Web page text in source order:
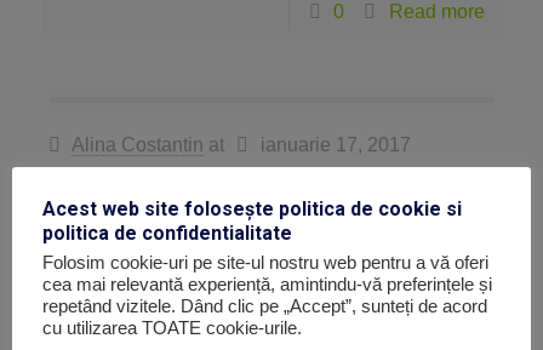
0 Read more
Alina Costantin at ianuarie 17, 2017
12 reguli simple pentru a
creste un delincvent
Deci te-ai hotarat ca vrei sa cresti un delincvent.
Foarte bine. Este important ca parintii sa stie ce fel de
Acest web site folosește politica de cookie si
politica de confidentialitate
Folosim cookie-uri pe site-ul nostru web pentru a vă oferi
cea mai relevantă experiență, amintindu-vă preferințele și
repetând vizitele. Dând clic pe „Accept”, sunteți de acord
cu utilizarea TOATE cookie-urile.